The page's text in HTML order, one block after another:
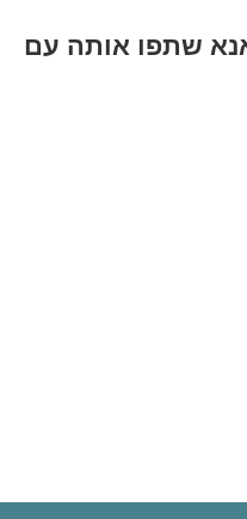
שתפו אותה עם